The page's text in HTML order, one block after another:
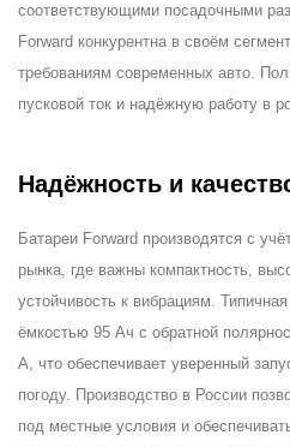
соответствующими посадочными
Forward конкурентна в своём
требованиям современных авто.
пусковой ток и надёжную работу в
Надёжность и
Батареи Forward производятся с
рынка, где важны компактность,
устойчивость к вибрациям.
ёмкостью 95 Ач с обратной
А, что обеспечивает уверенный
погоду. Производство в России
под местные условия и